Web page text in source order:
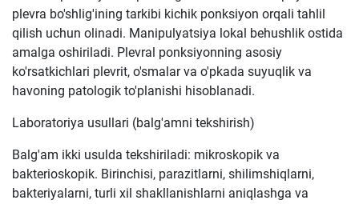
plevra bo'shlig'ining tarkibi kichik ponksiyon orqali tahlil
qilish uchun olinadi. Manipulyatsiya lokal behushlik ostida
amalga oshiriladi. Plevral ponksiyonning asosiy
ko'rsatkichlari plevrit, o'smalar va o'pkada suyuqlik va
havoning patologik to'planishi hisoblanadi.
Laboratoriya usullari (balg'amni tekshirish)
Balg'am ikki usulda tekshiriladi: mikroskopik va
bakterioskopik. Birinchisi, parazitlarni, shilimshiqlarni,
bakteriyalarni, turli xil shakllanishlarni aniqlashga va